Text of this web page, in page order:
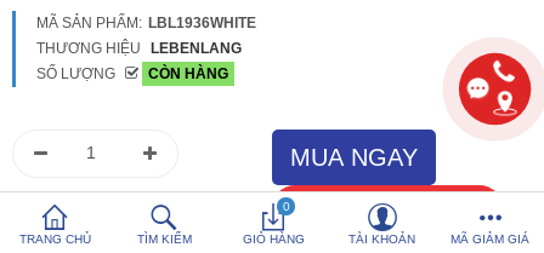
TRANG CHỦ TÌM KIẾM
0
GIỎ HÀNG TÀI KHOẢN MÃ GIẢM GIÁ
MÃ SẢN PHẨM: LBL1936WHITE
THƯƠNG HIỆU
LEBENLANG
SỐ LƯỢNG
CÒN HÀNG